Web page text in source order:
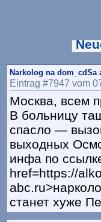
Narkolog na dom_cdSa
Eintrag #7947 vom
Москва, всем
В больницу
спасло —
выходных
инфа по
href=https://
станет хуже